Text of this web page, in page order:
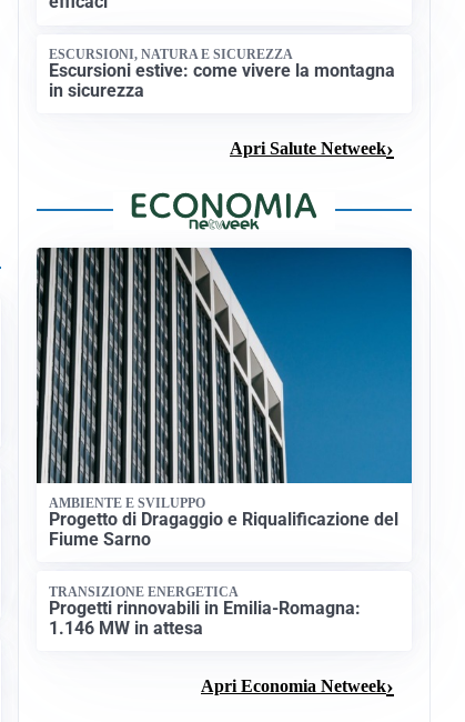
ESCURSIONI, NATURA E SICUREZZA
Escursioni estive: come vivere la montagna
in sicurezza
Apri Salute Netweek
AMBIENTE E SVILUPPO
Progetto di Dragaggio e Riqualificazione del
Fiume Sarno
TRANSIZIONE ENERGETICA
Progetti rinnovabili in Emilia-Romagna:
1.146 MW in attesa
Apri Economia Netweek